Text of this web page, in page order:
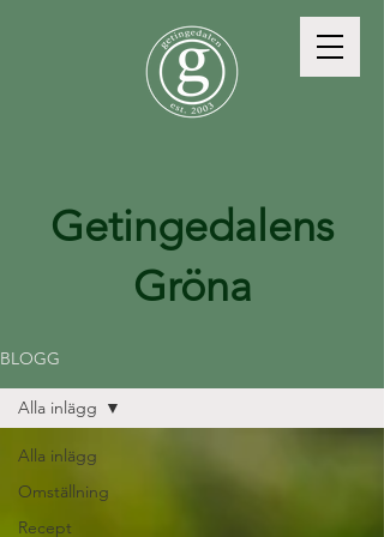
Getingedalens
Gröna
BLOGG
Alla inlägg
Omställning
Recept
Alla inlägg